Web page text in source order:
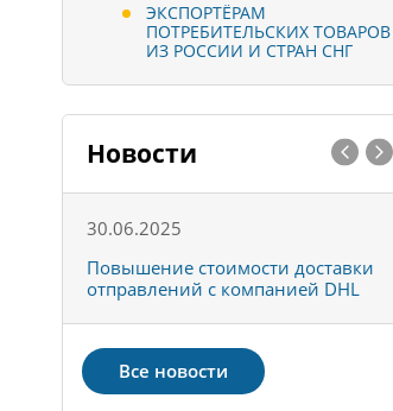
ЭКСПОРТЁРАМ
ПОТРЕБИТЕЛЬСКИХ ТОВАРОВ
ИЗ РОССИИ И СТРАН СНГ
Новости
30.06.2025
Повышение стоимости доставки
отправлений с компанией DHL
Все новости